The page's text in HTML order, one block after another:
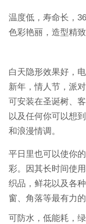
温度低，寿命长，
色彩艳丽，造型精致
白天隐形效果好，
新年，情人节，派
可安装在圣诞树、
以及任何你可以想
和浪漫情调。
平日里也可以使你
彩。因其长时间使
织品，鲜花以及各
窗、角落等最有力的
可防水，低能耗，